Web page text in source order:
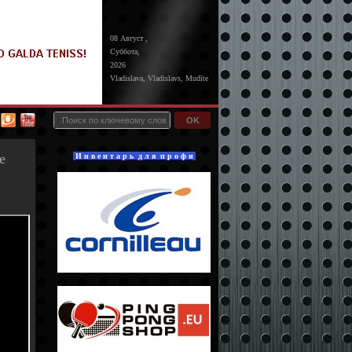
08 Август ,
Суббота,
2026
Vladislava, Vladislavs, Mudīte
OK
И н в е н т а р ь д л я п р о ф и